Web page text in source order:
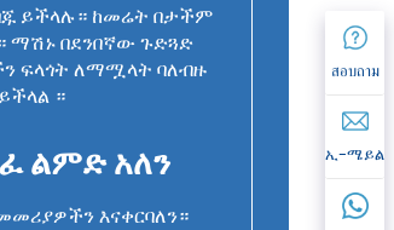
ይችላሉ። ከመሬት በታችም
በደንበኛው ጉድጓድ
ፍላጎት ለማሟላት ባለብዙ
።
ልምድ አለን
እናቀርባለን።
สอบถาม
ኢ-ሜይል